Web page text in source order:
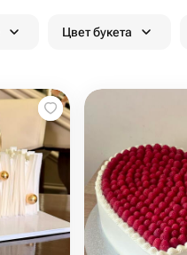
Цвет букета